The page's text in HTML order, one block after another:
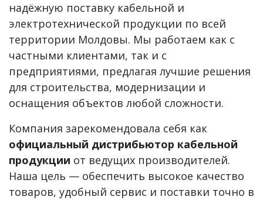
надёжную поставку кабельной и
электротехнической продукции по всей
территории Молдовы. Мы работаем как с
частными клиентами, так и с
предприятиями, предлагая лучшие решения
для строительства, модернизации и
оснащения объектов любой сложности.
Компания зарекомендовала себя как
официальный дистрибьютор кабельной
продукции от ведущих производителей.
Наша цель — обеспечить высокое качество
товаров, удобный сервис и поставки точно в